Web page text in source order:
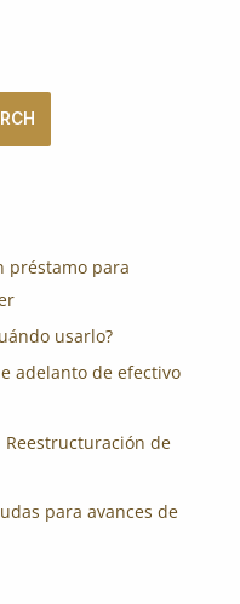
préstamo para
usarlo?
adelanto de efectivo
Reestructuración de
para avances de